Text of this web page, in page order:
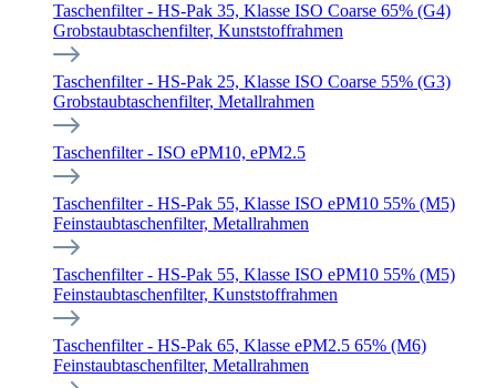
Taschenfilter - HS-Pak 35, Klasse ISO Coarse 65% (G4)
Grobstaubtaschenfilter, Kunststoffrahmen
Taschenfilter - HS-Pak 25, Klasse ISO Coarse 55% (G3)
Grobstaubtaschenfilter, Metallrahmen
Taschenfilter - ISO ePM10, ePM2.5
Taschenfilter - HS-Pak 55, Klasse ISO ePM10 55% (M5)
Feinstaubtaschenfilter, Metallrahmen
Taschenfilter - HS-Pak 55, Klasse ISO ePM10 55% (M5)
Feinstaubtaschenfilter, Kunststoffrahmen
Taschenfilter - HS-Pak 65, Klasse ePM2.5 65% (M6)
Feinstaubtaschenfilter, Metallrahmen